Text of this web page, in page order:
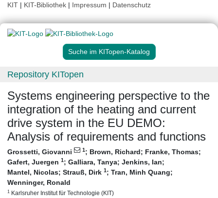
KIT | KIT-Bibliothek | Impressum | Datenschutz
Suche im KITopen-Katalog
Repository KITopen
Systems engineering perspective to the
integration of the heating and current
drive system in the EU DEMO:
Analysis of requirements and functions
Grossetti, Giovanni 1; Brown, Richard; Franke, Thomas;
Gafert, Juergen 1; Galliara, Tanya; Jenkins, Ian;
Mantel, Nicolas; Strauß, Dirk 1; Tran, Minh Quang;
Wenninger, Ronald
1 Karlsruher Institut für Technologie (KIT)